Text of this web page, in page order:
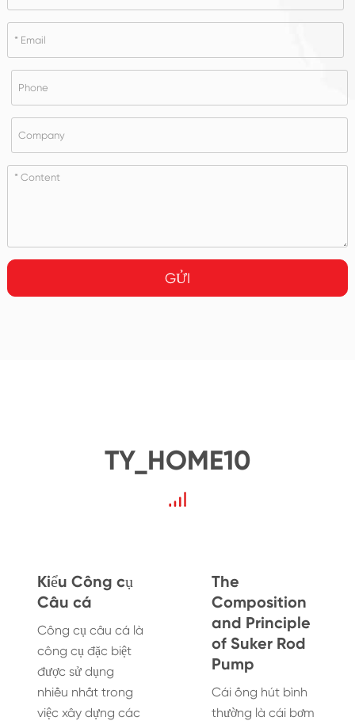
GỬI
TY_HOME10
Kiểu Công cụ
Câu cá
Công cụ câu cá là
công cụ đặc biệt
được sử dụng
nhiều nhất trong
việc xây dựng các
The
Composition
and Principle
of Suker Rod
Pump
Cái ống hút bình
thường là cái bơm